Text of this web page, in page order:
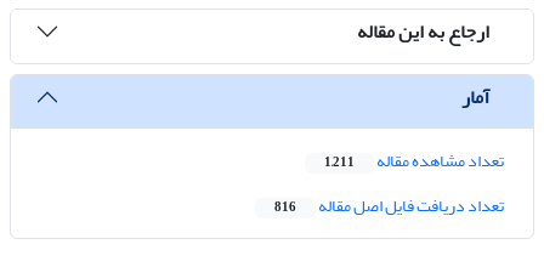
ارجاع به این مقاله
آمار
تعداد مشاهده مقاله 1,211
تعداد دریافت فایل اصل مقاله 816